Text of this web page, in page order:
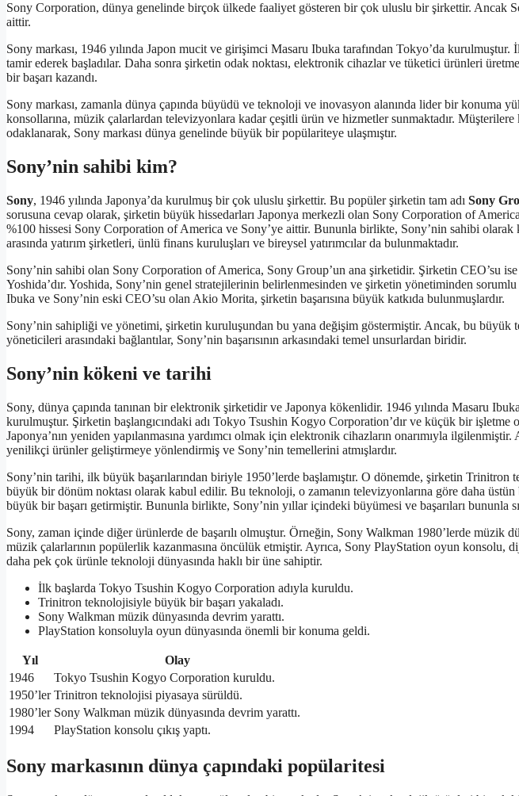
Sony Corporation, dünya genelinde birçok ülkede faaliyet gösteren bir çok uluslu bir şirkettir. Ancak
aittir.
Sony markası, 1946 yılında Japon mucit ve girişimci Masaru Ibuka tarafından Tokyo’da
tamir ederek başladılar. Daha sonra şirketin odak noktası, elektronik cihazlar ve tüketici ürünleri
bir başarı kazandı.
Sony markası, zamanla dünya çapında büyüdü ve teknoloji ve inovasyon alanında lider bir konuma
konsollarına, müzik çalarlardan televizyonlara kadar çeşitli ürün ve hizmetler sunmaktadır.
odaklanarak, Sony markası dünya genelinde büyük bir popülariteye ulaşmıştır.
Sony’nin sahibi kim?
Sony, 1946 yılında Japonya’da kurulmuş bir çok uluslu şirkettir. Bu popüler şirketin tam adı Sony
sorusuna cevap olarak, şirketin büyük hissedarları Japonya merkezli olan Sony Corporation of
%100 hissesi Sony Corporation of America ve Sony’ye aittir. Bununla birlikte, Sony’nin sahibi
arasında yatırım şirketleri, ünlü finans kuruluşları ve bireysel yatırımcılar da bulunmaktadır.
Sony’nin sahibi olan Sony Corporation of America, Sony Group’un ana şirketidir. Şirketin CEO’su
Yoshida’dır. Yoshida, Sony’nin genel stratejilerinin belirlenmesinden ve şirketin yönetiminden
Ibuka ve Sony’nin eski CEO’su olan Akio Morita, şirketin başarısına büyük katkıda bulunmuşlardır.
Sony’nin sahipliği ve yönetimi, şirketin kuruluşundan bu yana değişim göstermiştir. Ancak, bu
yöneticileri arasındaki bağlantılar, Sony’nin başarısının arkasındaki temel unsurlardan biridir.
Sony’nin kökeni ve tarihi
Sony, dünya çapında tanınan bir elektronik şirketidir ve Japonya kökenlidir. 1946 yılında Masaru
kurulmuştur. Şirketin başlangıcındaki adı Tokyo Tsushin Kogyo Corporation’dır ve küçük bir işletme
Japonya’nın yeniden yapılanmasına yardımcı olmak için elektronik cihazların onarımıyla
yenilikçi ürünler geliştirmeye yönlendirmiş ve Sony’nin temellerini atmışlardır.
Sony’nin tarihi, ilk büyük başarılarından biriyle 1950’lerde başlamıştır. O dönemde, şirketin
büyük bir dönüm noktası olarak kabul edilir. Bu teknoloji, o zamanın televizyonlarına göre daha
büyük bir başarı getirmiştir. Bununla birlikte, Sony’nin yıllar içindeki büyümesi ve başarıları bununla
Sony, zaman içinde diğer ürünlerde de başarılı olmuştur. Örneğin, Sony Walkman 1980’lerde müzik
müzik çalarlarının popülerlik kazanmasına öncülük etmiştir. Ayrıca, Sony PlayStation oyun konsolu,
daha pek çok ürünle teknoloji dünyasında haklı bir üne sahiptir.
İlk başlarda Tokyo Tsushin Kogyo Corporation adıyla kuruldu.
Trinitron teknolojisiyle büyük bir başarı yakaladı.
Sony Walkman müzik dünyasında devrim yarattı.
PlayStation konsoluyla oyun dünyasında önemli bir konuma geldi.
Yıl
Olay
1946
Tokyo Tsushin Kogyo Corporation kuruldu.
1950’ler Trinitron teknolojisi piyasaya sürüldü.
1980’ler Sony Walkman müzik dünyasında devrim yarattı.
1994
PlayStation konsolu çıkış yaptı.
Sony markasının dünya çapındaki popülaritesi